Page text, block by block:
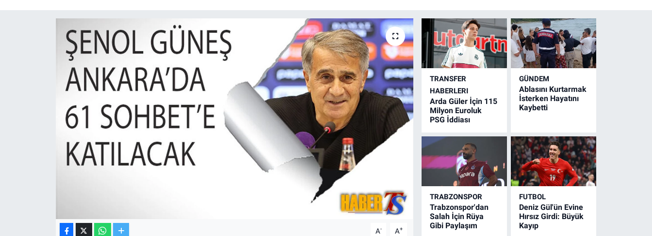
A- A+
TRANSFER
HABERLERI
Arda Güler İçin 115
Milyon Euroluk
PSG İddiası
GÜNDEM
Ablasını Kurtarmak
İsterken Hayatını
Kaybetti
TRABZONSPOR
Trabzonspor'dan
Salah İçin Rüya
Gibi Paylaşım
FUTBOL
Deniz Gül'ün Evine
Hırsız Girdi: Büyük
Kayıp
ALT LIGLER
TV VE SİNEMA
BASKETBOL
KÜLTÜR SANAT